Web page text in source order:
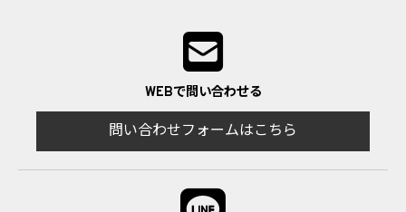
WEBで問い合わせる
問い合わせフォームはこちら